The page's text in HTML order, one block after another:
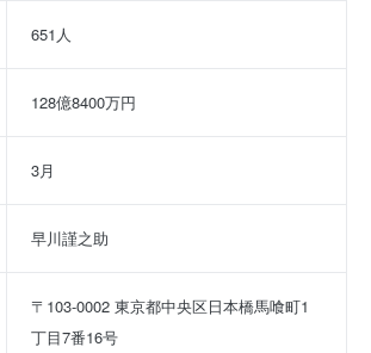
651人
128億8400万円
3月
早川謹之助
〒103-0002 東京都中央区日本橋馬喰町1
丁目7番16号